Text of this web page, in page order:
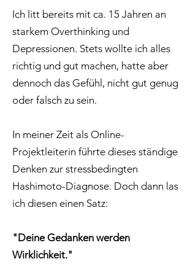
Ich litt bereits mit ca. 15 Jahren an
starkem Overthinking und
Depressionen. Stets wollte ich alles
richtig und gut machen, hatte aber
dennoch das Gefühl, nicht gut genug
oder falsch zu sein.
In meiner Zeit als Online-
Projektleiterin führte dieses ständige
Denken zur stressbedingten
Hashimoto-Diagnose. Doch dann las
ich diesen einen Satz:
"Deine Gedanken werden
Wirklichkeit."